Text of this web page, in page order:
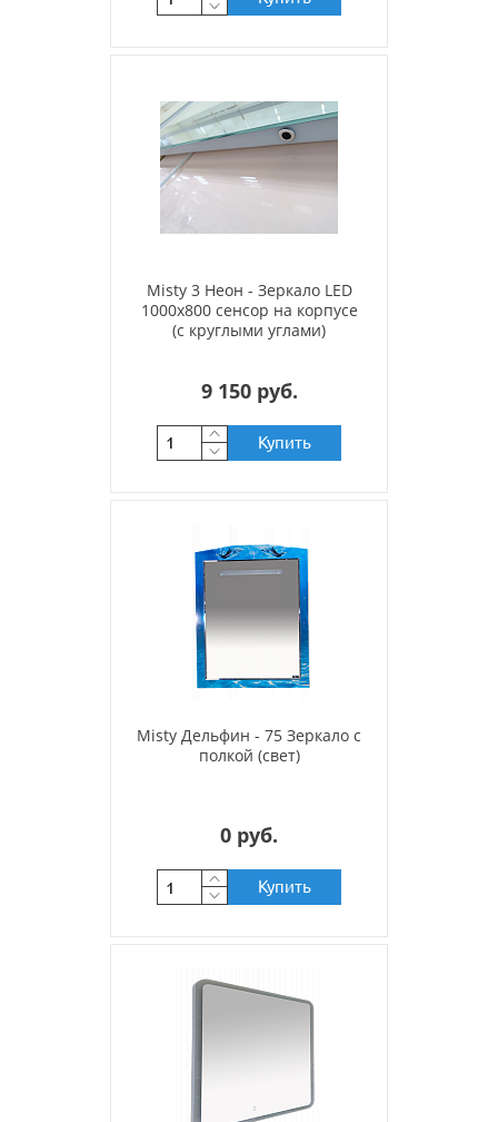
Misty 3 Неон - Зеркало LED
1000х800 сенсор на корпусе
(с круглыми углами)
9 150 руб.
Купить
Misty Дельфин - 75 Зеркало с
полкой (свет)
0 руб.
Купить